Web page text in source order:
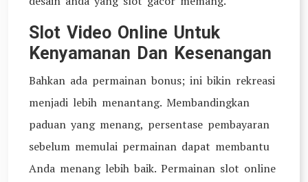
Slot Video Online Untuk
Kenyamanan Dan Kesenangan
Bahkan ada permainan bonus; ini bikin rekreasi
menjadi lebih menantang. Membandingkan
paduan yang menang, persentase pembayaran
sebelum memulai permainan dapat membantu
Anda menang lebih baik. Permainan slot online